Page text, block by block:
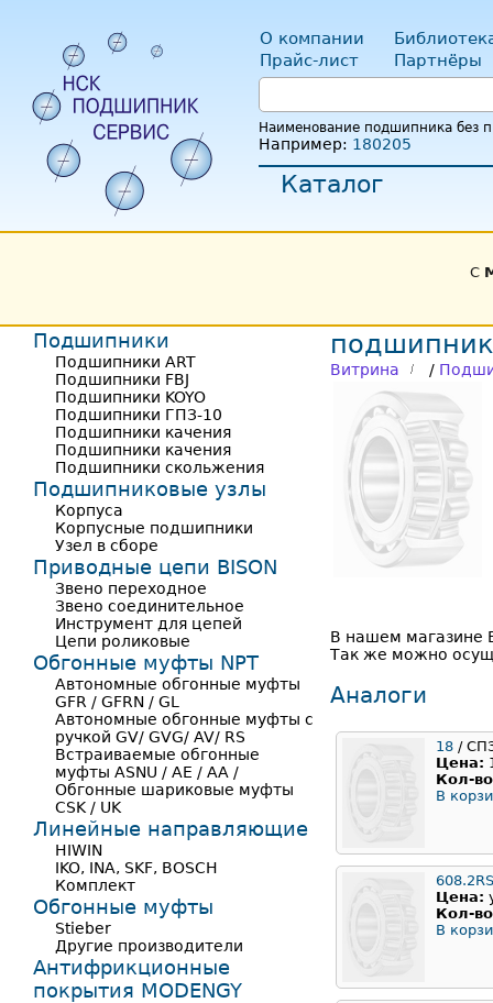
О компании
Прайс-лист
Партнёры
Наименование подшипника без
Например: 180205
Каталог
С
Витрина /
В нашем магазине
Так же можно
Аналоги
18 /
Цена:
Кол-
В
608.2RS
Цена:
Кол-
В
Подшипники
Подшипники ART
Подшипники FBJ
Подшипники KOYO
Подшипники ГПЗ-10
Подшипники качения
Подшипники качения
Подшипники скольжения
Подшипниковые узлы
Корпуса
Корпусные подшипники
Узел в сборе
Приводные цепи BISON
Звено переходное
Звено соединительное
Инструмент для цепей
Цепи роликовые
Обгонные муфты NPT
Автономные обгонные муфты
GFR / GFRN / GL
Автономные обгонные муфты с
ручкой GV/ GVG/ AV/ RS
Встраиваемые обгонные
муфты ASNU / AE / AA /
Обгонные шариковые муфты
CSK / UK
Линейные направляющие
HIWIN
IKO, INA, SKF, BOSCH
Комплект
Обгонные муфты
Stieber
Другие производители
Антифрикционные
покрытия MODENGY